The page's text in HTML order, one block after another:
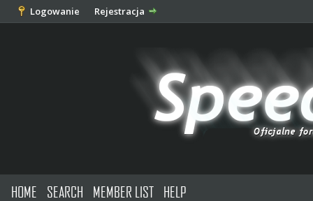
Logowanie Rejestracja
HOME SEARCH MEMBER LIST HELP